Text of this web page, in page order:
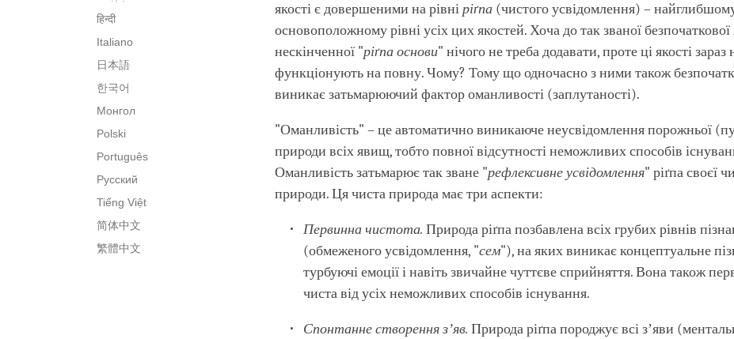
हिन्दी
Italiano
日本語
한국어
Монгол
Polski
Português
Русский
Tiếng Việt
简体中文
繁體中文
якості є довершеними на рівніріґпа (чистого усвідомлення) –
основоположному рівні усіх цих якостей. Хоча до так званої безпочаткової
нескінченної "ріґпа основи" нічого не треба додавати, проте ці якості зараз
функціонують на повну. Чому? Тому що одночасно з ними також
виникає затьмарюючий фактор оманливості (заплутаності).
"Оманливість" – це автоматично виникаюче неусвідомлення порожньої
природи всіх явищ, тобто повної відсутності неможливих способів
Оманливість затьмарює так зване "рефлексивне усвідомлення" ріґпа своєї
природи. Ця чиста природа має три аспекти:
Первинна чистота.Природа ріґпа позбавлена всіх грубих рівнів
(обмеженого усвідомлення, "сем"), на яких виникає концептуальне
турбуючі емоції і навіть звичайне чуттєве сприйняття. Вона також
чиста від усіх неможливих способів існування.
Спонтанне створення зʼяв.Природа ріґпа породжує всі зʼяви